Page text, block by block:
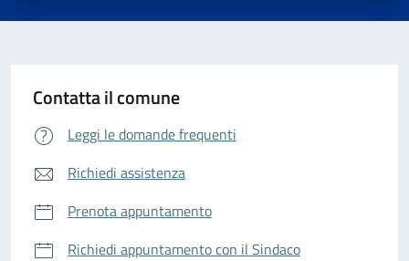
Contatta il comune
Leggi le domande frequenti
Richiedi assistenza
Prenota appuntamento
Richiedi appuntamento con il Sindaco